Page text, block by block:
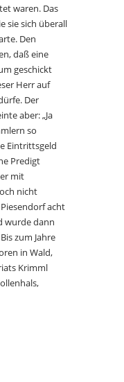
waren. Das
sie sich überall
Den
daß eine
geschickt
Herr auf
Der
aber: „Ja
so
Eintrittsgeld
Predigt
mit
nicht
acht
wurde dann
zum Jahre
in Wald,
Krimml